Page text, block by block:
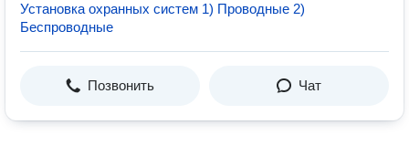
Установка охранных систем 1) Проводные 2)
Беспроводные
Позвонить Чат